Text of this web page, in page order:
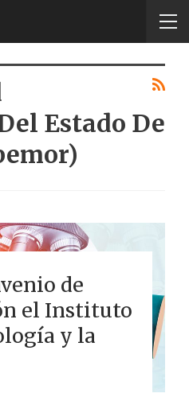
Estado De
de
el Instituto
y la